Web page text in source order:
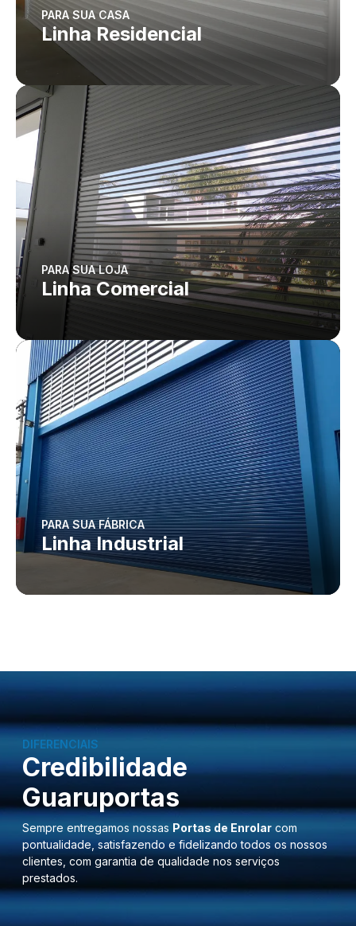
PARA SUA CASA
Linha Residencial
PARA SUA LOJA
Linha Comercial
PARA SUA FÁBRICA
Linha Industrial
DIFERENCIAIS
Credibilidade
Guaruportas
Sempre entregamos nossas Portas de Enrolar com
pontualidade, satisfazendo e fidelizando todos os nossos
clientes, com garantia de qualidade nos serviços
prestados.